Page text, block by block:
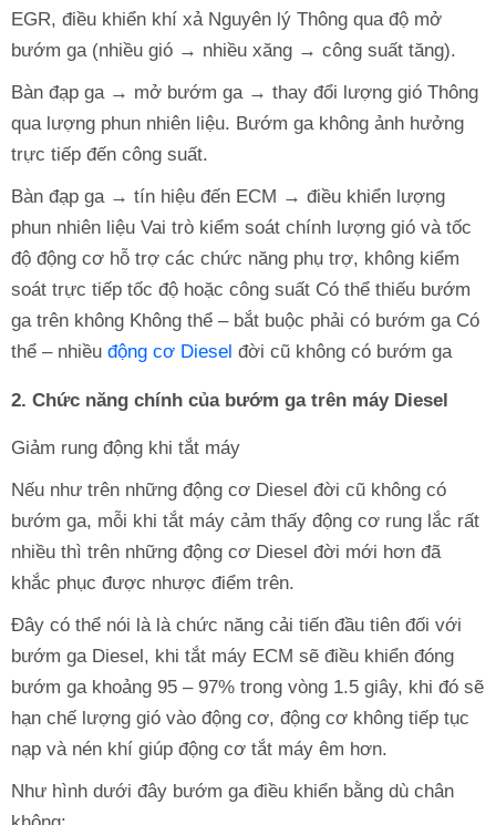
EGR, điều khiển khí xả Nguyên lý Thông qua độ mở
bướm ga (nhiều gió → nhiều xăng → công suất tăng).
Bàn đạp ga → mở bướm ga → thay đổi lượng gió Thông
qua lượng phun nhiên liệu. Bướm ga không ảnh hưởng
trực tiếp đến công suất.
Bàn đạp ga → tín hiệu đến ECM → điều khiển lượng
phun nhiên liệu Vai trò kiểm soát chính lượng gió và tốc
độ động cơ hỗ trợ các chức năng phụ trợ, không kiểm
soát trực tiếp tốc độ hoặc công suất Có thể thiếu bướm
ga trên không Không thể – bắt buộc phải có bướm ga Có
thể – nhiều động cơ Diesel đời cũ không có bướm ga
2. Chức năng chính của bướm ga trên máy Diesel
Giảm rung động khi tắt máy
Nếu như trên những động cơ Diesel đời cũ không có
bướm ga, mỗi khi tắt máy cảm thấy động cơ rung lắc rất
nhiều thì trên những động cơ Diesel đời mới hơn đã
khắc phục được nhược điểm trên.
Đây có thể nói là là chức năng cải tiến đầu tiên đối với
bướm ga Diesel, khi tắt máy ECM sẽ điều khiển đóng
bướm ga khoảng 95 – 97% trong vòng 1.5 giây, khi đó sẽ
hạn chế lượng gió vào động cơ, động cơ không tiếp tục
nạp và nén khí giúp động cơ tắt máy êm hơn.
Như hình dưới đây bướm ga điều khiển bằng dù chân